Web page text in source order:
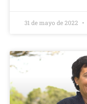
31 de mayo de 2022